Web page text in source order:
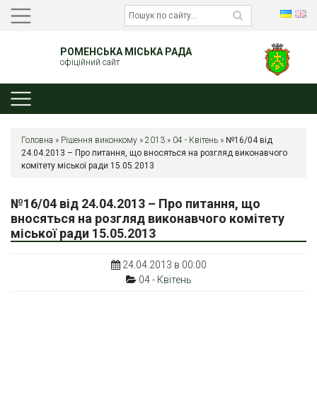
РОМЕНСЬКА МІСЬКА РАДА
офіційний сайт
Головна » Рішення виконкому » 2013 » 04 - Квітень » №16/04 від
24.04.2013 – Про питання, що вносяться на розгляд виконавчого
комітету міської ради 15.05.2013
№16/04 від 24.04.2013 – Про питання, що
вносяться на розгляд виконавчого комітету
міської ради 15.05.2013
24.04.2013 в 00:00
04 - Квітень